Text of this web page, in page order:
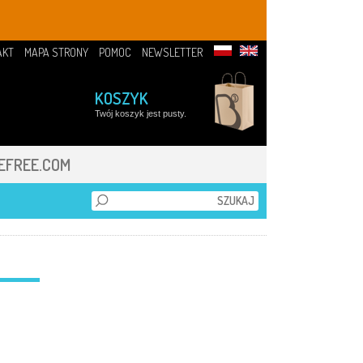
MAPA STRONY POMOC NEWSLETTER
KOSZYK
Twój koszyk jest pusty.